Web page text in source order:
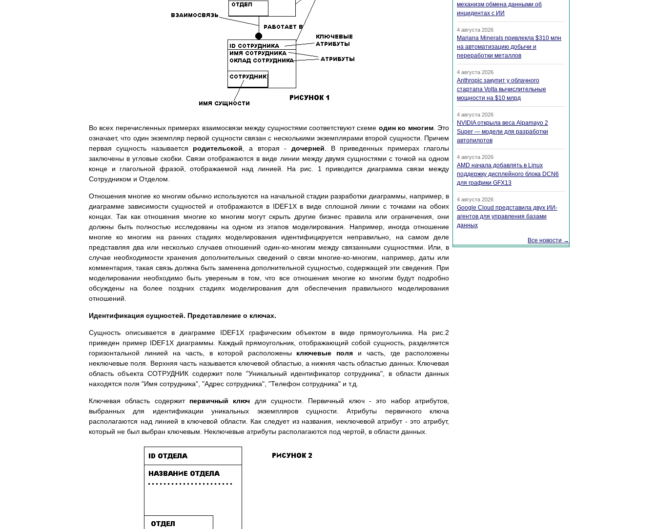
Во всех перечисленных примерах взаимосвязи между сущностями соответствуют схеме один ко многим. Это
означает, что один экземпляр первой сущности связан с несколькими экземплярами второй сущности. Причем
первая сущность называется родительской , а вторая - дочерней . В приведенных примерах глаголы
заключены в угловые скобки. Связи отображаются в виде линии между двумя сущностями с точкой на одном
конце и глагольной фразой, отображаемой над линией. На рис. 1 приводится диаграмма связи между
Сотрудником и Отделом.
Отношения многие ко многим обычно используются на начальной стадии разработки диаграммы, например, в
диаграмме зависимости сущностей и отображаются в IDEF1X в виде сплошной линии с точками на обоих
концах. Так как отношения многие ко многим могут скрыть другие бизнес правила или ограничения, они
должны быть полностью исследованы на одном из этапов моделирования. Например, иногда отношение
многие ко многим на ранних стадиях моделирования идентифицируется неправильно, на самом деле
представляя два или несколько случаев отношений один-ко-многим между связанными сущностями. Или, в
случае необходимости хранения дополнительных сведений о связи многие-ко-многим, например, даты или
комментария, такая связь должна быть заменена дополнительной сущностью, содержащей эти сведения. При
моделировании необходимо быть увереным в том, что все отношения многие ко многим будут подробно
обсуждены на более поздних стадиях моделирования для обеспечения правильного моделирования
отношений.
Идентификация сущностей. Представление о ключах.
Сущность описывается в диаграмме IDEF1X графическим объектом в виде прямоугольника. На рис.2
приведен пример IDEF1X диаграммы. Каждый прямоугольник, отображающий собой сущность, разделяется
горизонтальной линией на часть, в которой расположены ключевые поля и часть, где расположены
неключевые поля. Верхняя часть называется ключевой областью, а нижняя часть областью данных. Ключевая
область объекта СОТРУДНИК содержит поле "Уникальный идентификатор сотрудника", в области данных
находятся поля "Имя сотрудника", "Адрес сотрудника", "Телефон сотрудника" и т.д.
Ключевая область содержит первичный ключ для сущности. Первичный ключ - это набор атрибутов,
выбранных для идентификации уникальных экземпляров сущности. Атрибуты первичного ключа
располагаются над линией в ключевой области. Как следует из названия, неключевой атрибут - это атрибут,
который не был выбран ключевым. Неключевые атрибуты располагаются под чертой, в области данных.
механизм обмена данными об
инцидентах с ИИ
4 августа 2026
Mariana Minerals привлекла $310 млн
на автоматизацию добычи и
переработки металлов
4 августа 2026
Anthropic закупит у облачного
стартапа Volta вычислительные
мощности на $10 млрд
4 августа 2026
NVIDIA открыла веса Alpamayo 2
Super — модели для разработки
автопилотов
4 августа 2026
AMD начала добавлять в Linux
поддержку дисплейного блока DCN6
для графики GFX13
4 августа 2026
Google Cloud представила двух ИИ-
агентов для управления базами
данных
Все новости →